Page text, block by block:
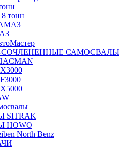
тонн
САМОСВАЛЫ
North Benz